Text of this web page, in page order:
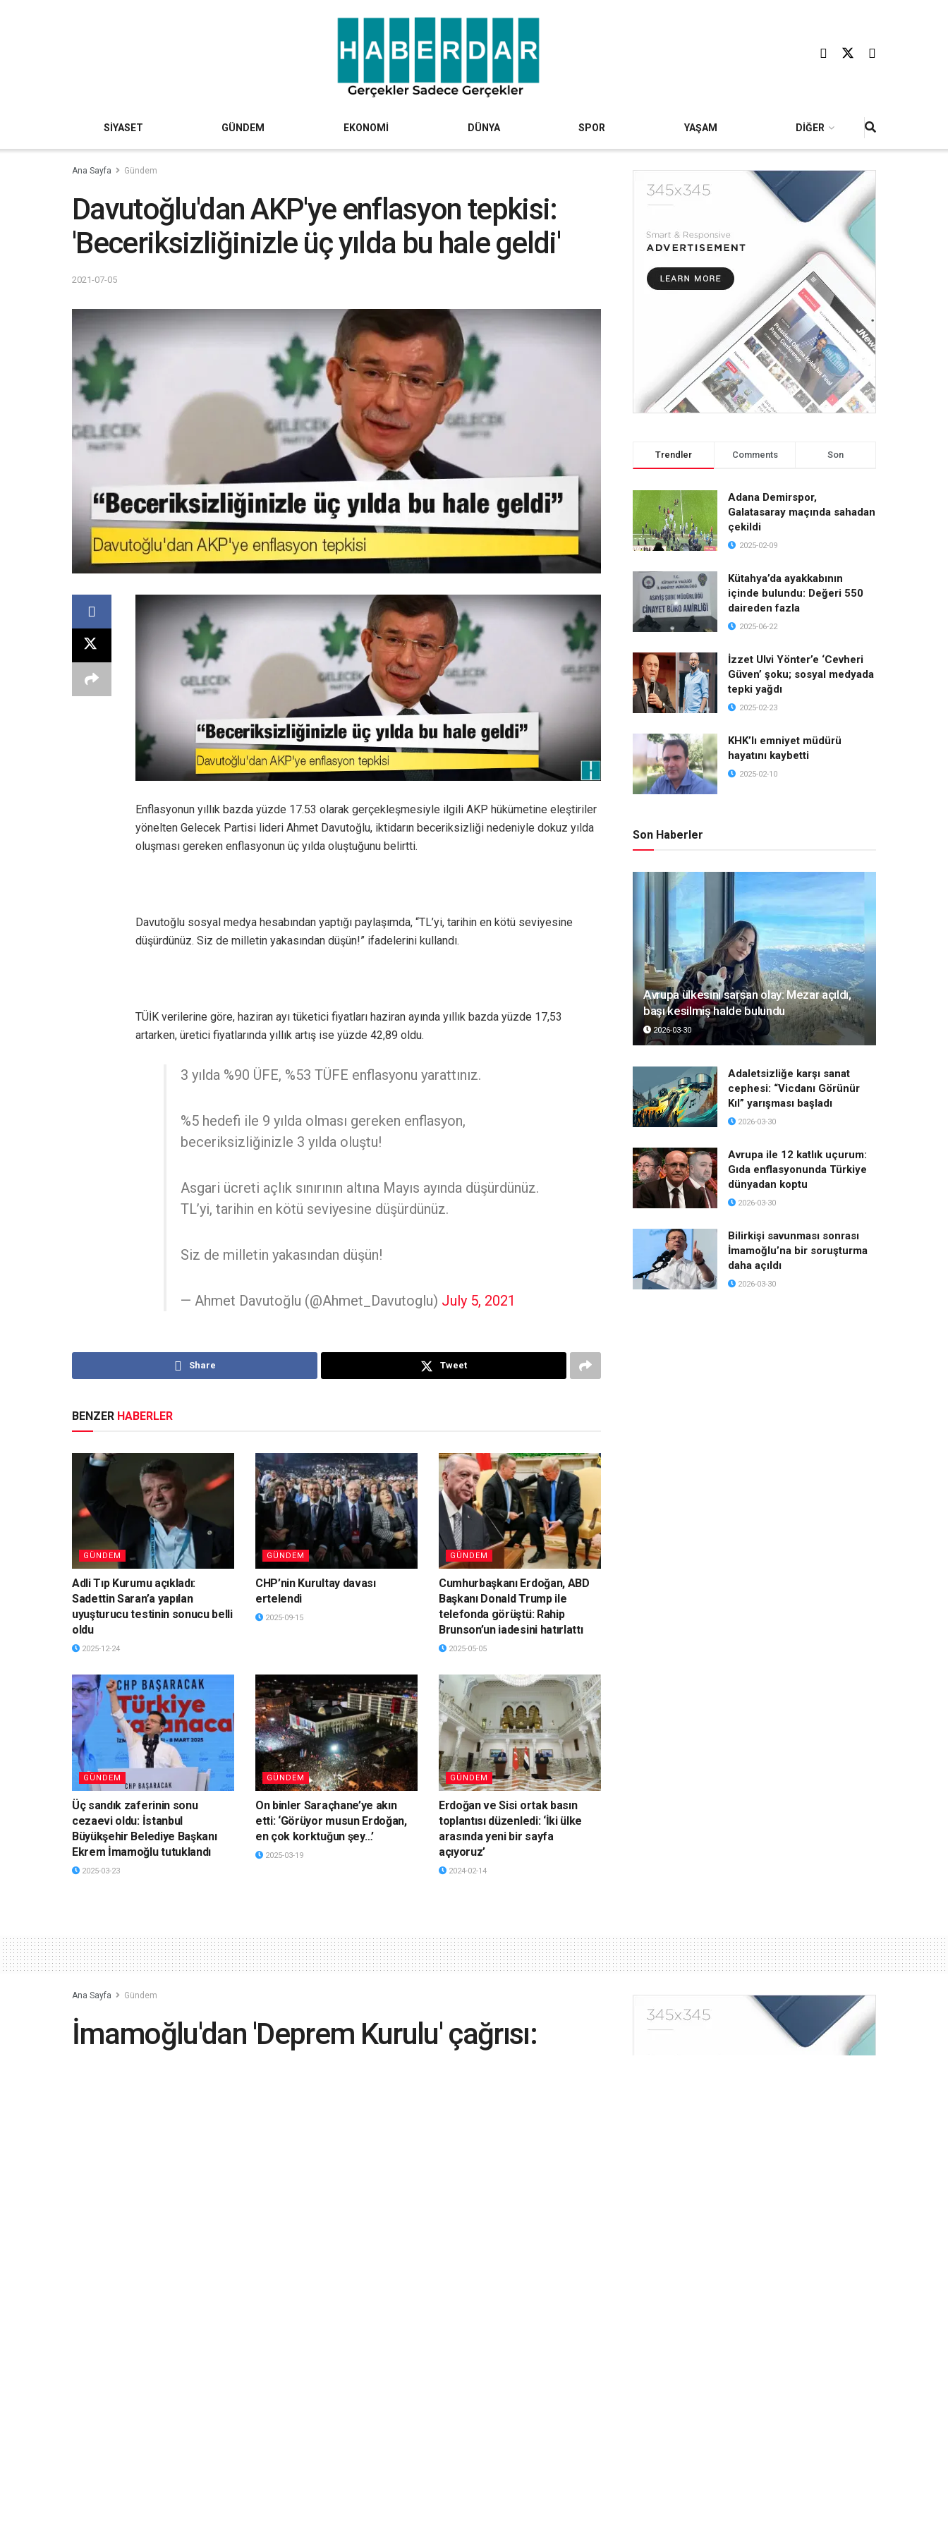
SİYASET GÜNDEM EKONOMİ DÜNYA SPOR YAŞAM DİĞER
Ana Sayfa Gündem
Davutoğlu'dan AKP'ye enflasyon tepkisi:
'Beceriksizliğinizle üç yılda bu hale geldi'
2021-07-05
Enflasyonun yıllık bazda yüzde 17.53 olarak gerçekleşmesiyle ilgili AKP hükümetine eleştiriler
yönelten Gelecek Partisi lideri Ahmet Davutoğlu, iktidarın beceriksizliği nedeniyle dokuz yılda
oluşması gereken enflasyonun üç yılda oluştuğunu belirtti.
Davutoğlu sosyal medya hesabından yaptığı paylaşımda, “TL’yi, tarihin en kötü seviyesine
düşürdünüz. Siz de milletin yakasından düşün!” ifadelerini kullandı.
TÜİK verilerine göre, haziran ayı tüketici fiyatları haziran ayında yıllık bazda yüzde 17,53
artarken, üretici fiyatlarında yıllık artış ise yüzde 42,89 oldu.
3 yılda %90 ÜFE, %53 TÜFE enflasyonu yarattınız.
%5 hedefi ile 9 yılda olması gereken enflasyon,
beceriksizliğinizle 3 yılda oluştu!
Asgari ücreti açlık sınırının altına Mayıs ayında düşürdünüz.
TL’yi, tarihin en kötü seviyesine düşürdünüz.
Siz de milletin yakasından düşün!
— Ahmet Davutoğlu (@Ahmet_Davutoglu) July 5, 2021
Share Tweet
BENZER HABERLER
GÜNDEM
Adli Tıp Kurumu açıkladı:
Sadettin Saran’a yapılan
uyuşturucu testinin sonucu belli
oldu
2025-12-24
GÜNDEM
CHP’nin Kurultay davası
ertelendi
2025-09-15
GÜNDEM
Cumhurbaşkanı Erdoğan, ABD
Başkanı Donald Trump ile
telefonda görüştü: Rahip
Brunson’un iadesini hatırlattı
2025-05-05
GÜNDEM
Üç sandık zaferinin sonu
cezaevi oldu: İstanbul
Büyükşehir Belediye Başkanı
Ekrem İmamoğlu tutuklandı
2025-03-23
GÜNDEM
On binler Saraçhane’ye akın
etti: ‘Görüyor musun Erdoğan,
en çok korktuğun şey…’
2025-03-19
GÜNDEM
Erdoğan ve Sisi ortak basın
toplantısı düzenledi: ‘İki ülke
arasında yeni bir sayfa
açıyoruz’
2024-02-14
Trendler Comments Son
Adana Demirspor,
Galatasaray maçında sahadan
çekildi
2025-02-09
Kütahya’da ayakkabının
içinde bulundu: Değeri 550
daireden fazla
2025-06-22
İzzet Ulvi Yönter’e ‘Cevheri
Güven’ şoku; sosyal medyada
tepki yağdı
2025-02-23
KHK’lı emniyet müdürü
hayatını kaybetti
2025-02-10
Son Haberler
Avrupa ülkesini sarsan olay: Mezar açıldı,
başı kesilmiş halde bulundu
2026-03-30
Adaletsizliğe karşı sanat
cephesi: “Vicdanı Görünür
Kıl” yarışması başladı
2026-03-30
Avrupa ile 12 katlık uçurum:
Gıda enflasyonunda Türkiye
dünyadan koptu
2026-03-30
Bilirkişi savunması sonrası
İmamoğlu’na bir soruşturma
daha açıldı
2026-03-30
Ana Sayfa Gündem
İmamoğlu'dan 'Deprem Kurulu' çağrısı: